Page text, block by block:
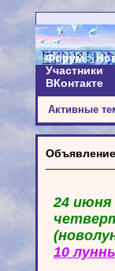
Форум
Участники
ВКонтакте
Активные
Объявление
24 июня
10